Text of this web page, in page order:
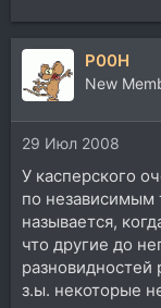
P00H
New
29 Июл 2008
У касперского
по независимым
называется,
что другие до
разновидностей
з.ы. некоторые